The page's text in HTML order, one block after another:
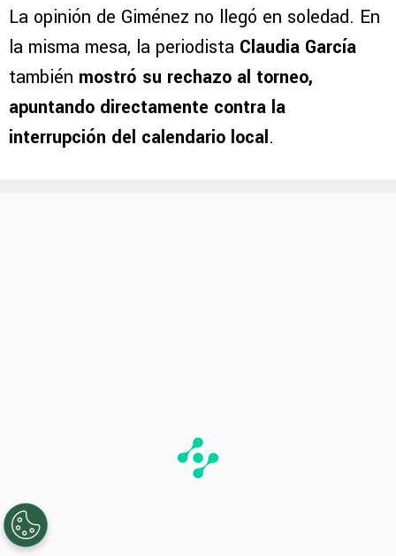
La opinión de Giménez no llegó en soledad. En
la misma mesa, la periodista Claudia García
también mostró su rechazo al torneo,
apuntando directamente contra la
interrupción del calendario local.